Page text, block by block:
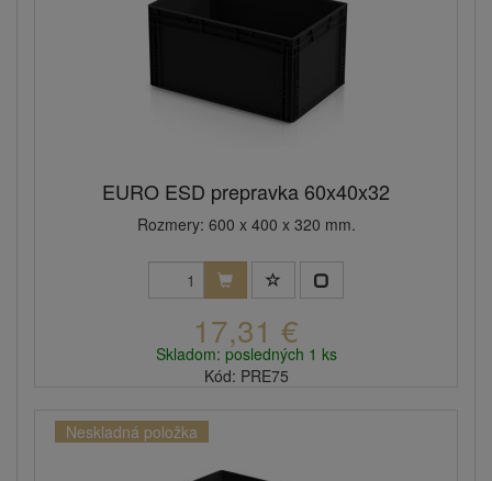
EURO ESD prepravka 60x40x32
Rozmery: 600 x 400 x 320 mm.
17,31 €
Skladom: posledných 1 ks
Kód: PRE75
Neskladná položka